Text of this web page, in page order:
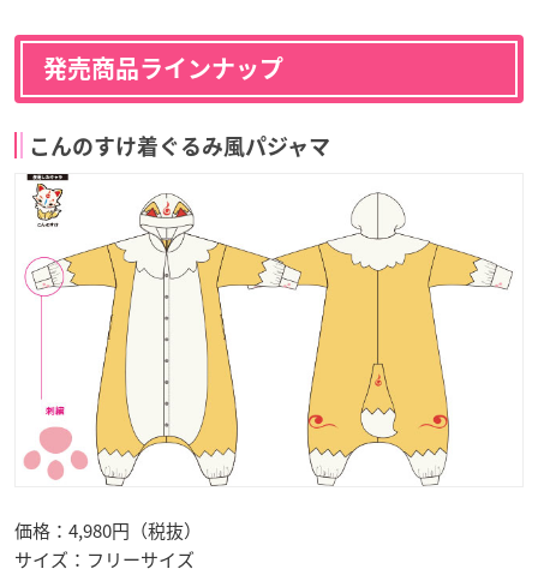
発売商品ラインナップ
こんのすけ着ぐるみ風パジャマ
価格：4,980円（税抜）
サイズ：フリーサイズ